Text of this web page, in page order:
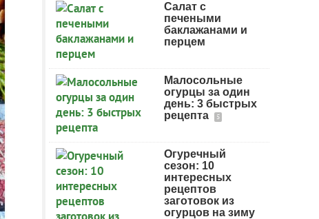
Салат с
печеными
баклажанами и
перцем
Малосольные
огурцы за один
день: 3 быстрых
рецепта
5
Огуречный
сезон: 10
интересных
рецептов
заготовок из
огурцов на зиму